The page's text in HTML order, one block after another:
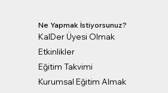
Ne Yapmak İstiyorsunuz?
KalDer Üyesi Olmak
Etkinlikler
Eğitim Takvimi
Kurumsal Eğitim Almak